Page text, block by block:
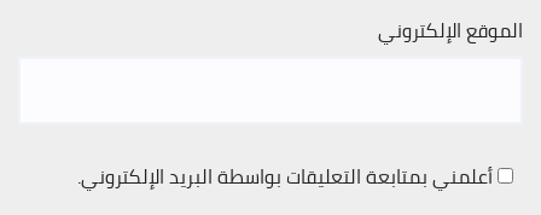
الموقع الإلكتروني
أعلمني بمتابعة التعليقات بواسطة البريد الإلكتروني.